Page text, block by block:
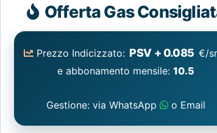
Gas
Offerta Gas
Prezzo Indicizzato: PSV + 0.085 €/
e abbonamento mensile:10.5
Gestione: via WhatsApp o Email